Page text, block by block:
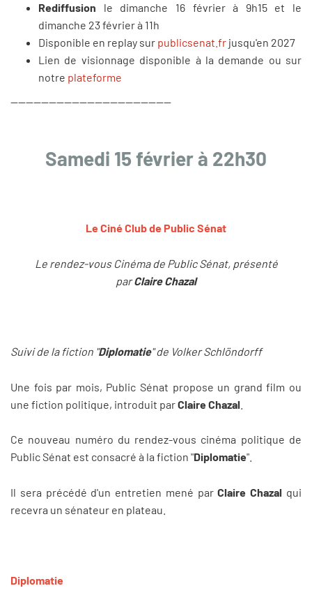
Rediffusion le dimanche 16 février à 9h15 et le
dimanche 23 février à 11h
Disponible en replay sur publicsenat.fr jusqu'en 2027
Lien de visionnage disponible à la demande ou sur
notre plateforme
------------------------------------------
Samedi 15 février à 22h30
Le Ciné Club de Public Sénat
Le rendez-vous Cinéma de Public Sénat, présenté
parClaire Chazal
Suivi de la fiction "Diplomatie" de Volker Schlöndorff
Une fois par mois, Public Sénat propose un grand film ou
une fiction politique, introduit parClaire Chazal
Ce nouveau numéro du rendez-vous cinéma politique de
Public Sénat est consacré à la fiction "Diplomatie".
Il sera précédé d'un entretien mené parClaire Chazal qui
recevra un sénateur en plateau.
Diplomatie